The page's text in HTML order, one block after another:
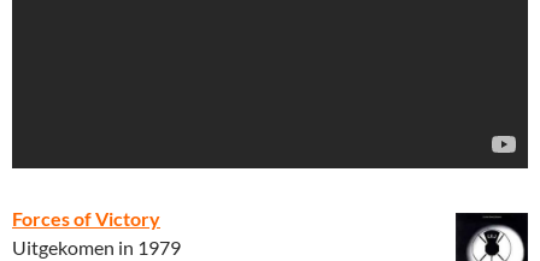
Forces of Victory
Uitgekomen in 1979